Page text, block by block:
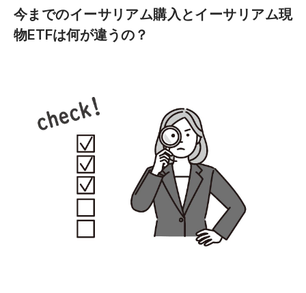
今までのイーサリアム購入とイーサリアム現
物ETFは何が違うの？